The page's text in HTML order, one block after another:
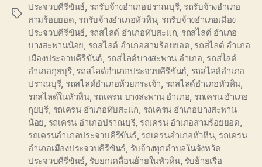
Tags
ประจวบคีรีขันธ์ รถรับจ้างอำเภอปราณบุรี, รถรับจ้างอำเภอ
สามร้อยยอด รถรับจ้างอำเภอหัวหิน, รถรับจ้างอำเภอเมือง
ประจวบคีรีขันธ์ รถสไลด์ อำเภอทับสะแก รถสไลด์ อำเภอ
บางสะพานน้อย รถสไลด์ อำเภอสามร้อยยอด รถสไลด์ อำเภอ
เมืองประจวบคีรีขันธ์ รถสไลด์บางสะพาน อำเภอ รถสไลด์
อำเภอกุยบุรี, รถสไลด์อำเภอประจวบคีรีขันธ์ รถสไลด์อำเภอ
ปราณบุรี, รถสไลด์อำเภอห้วยกระเจ้า รถสไลด์อำเภอหัวหิน
รถสไลด์ในหัวหิน, รถเครน บางสะพาน อำเภอ รถเครน อำเภอ
กุยบุรี รถเครน อำเภอทับสะแก รถเครน อำเภอบางสะพาน
น้อย รถเครน อำเภอปราณบุรี, รถเครน อำเภอสามร้อยยอด
รถเครนอำเภอประจวบคีรีขันธ์, รถเครนอำเภอหัวหิน, รถเครน
อำเภอเมืองประจวบคีรีขันธ์ รับจ้างทุกตำบลในจังหวัด
ประจวบคีรีขันธ์ รับยกเคลื่อนย้ายในหัวหิน รับย้ายเรือ